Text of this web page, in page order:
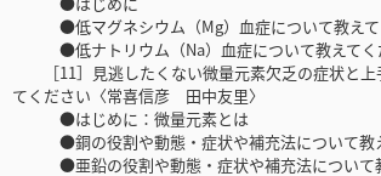
●低マグネシウム（Mg）血症について教えて
●低ナトリウム（Na）血症について教えてく
［11］見逃したくない微量元素欠乏の症状と上
てください〈常喜信彦 田中友里〉
●はじめに：微量元素とは
●銅の役割や動態・症状や補充法について教
●亜鉛の役割や動態・症状や補充法について